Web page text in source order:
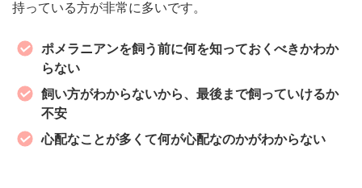
持っている方が非常に多いです。
ポメラニアンを飼う前に何を知っておくべきかわか
らない
飼い方がわからないから、最後まで飼っていけるか
不安
心配なことが多くて何が心配なのかがわからない